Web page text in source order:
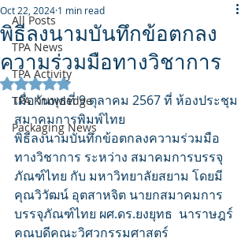
All Posts
TPA News
TPA Activity
TPA Knowledge
Packaging News
พิธีลงนามบันทึกข้อตกลง
ความร่วมมือทางวิชาการ
Oct 22, 2024 1 min read
Rated NaN out of 5 stars.
เมื่อวันพุธที่ 9 ตุลาคม 2567 ที่ ห้องประชุม
สมาคมการพิมพ์ไทย
พิธีลงนามบันทึกข้อตกลงความร่วมมือ
ทางวิชาการ ระหว่าง สมาคมการบรรจุ
ภัณฑ์ไทย กับ มหาวิทยาลัยสยาม โดยมี
คุณวิวัฒน์ อุตสาหจิต นายกสมาคมการ
บรรจุภัณฑ์ไทย ผศ.ดร.ยงยุทธ  นาราษฎร์
คณบดีคณะวิศวกรรมศาสตร์